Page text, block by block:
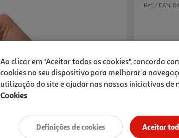
Ref. / EAN:
Receba
1h
3h Recolha
Ao clicar em "Aceitar todos os cookies", concorda
cookies no seu dispositivo para melhorar a
utilização do site e ajudar nas nossas iniciativas de
Cookies
Aceitar
Definições de cookies